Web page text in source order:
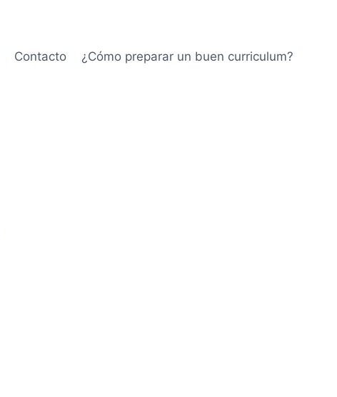
Contacto ¿Cómo preparar un buen curriculum?